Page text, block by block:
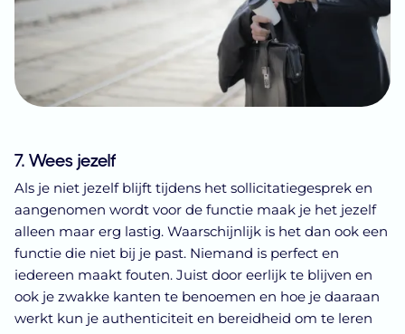
7. Wees jezelf
Als je niet jezelf blijft tijdens het sollicitatiegesprek en
aangenomen wordt voor de functie maak je het jezelf
alleen maar erg lastig. Waarschijnlijk is het dan ook een
functie die niet bij je past. Niemand is perfect en
iedereen maakt fouten. Juist door eerlijk te blijven en
ook je zwakke kanten te benoemen en hoe je daaraan
werkt kun je authenticiteit en bereidheid om te leren